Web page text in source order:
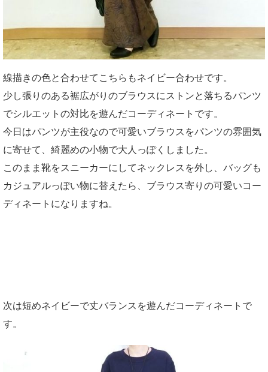
線描きの色と合わせてこちらもネイビー合わせです。
少し張りのある裾広がりのブラウスにストンと落ちるパンツ
でシルエットの対比を遊んだコーディネートです。
今日はパンツが主役なので可愛いブラウスをパンツの雰囲気
に寄せて、綺麗めの小物で大人っぽくしました。
このまま靴をスニーカーにしてネックレスを外し、バッグも
カジュアルっぽい物に替えたら、ブラウス寄りの可愛いコー
ディネートになりますね。
次は短めネイビーで丈バランスを遊んだコーディネートで
す。